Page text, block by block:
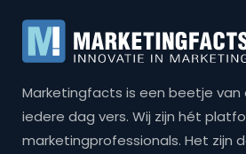
Marketingfacts is een beetje van
iedere dag vers. Wij zijn hét
marketingprofessionals. Het zijn